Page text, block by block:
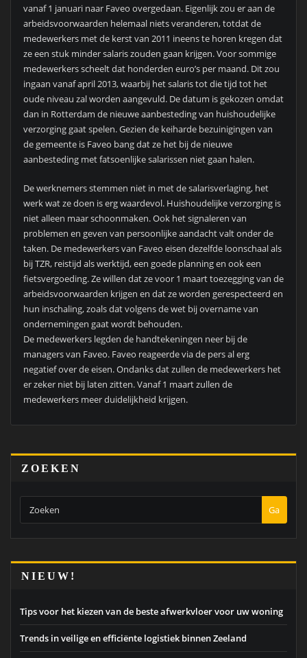
vanaf 1 januari naar Faveo overgedaan. Eigenlijk zou er aan de
arbeidsvoorwaarden helemaal niets veranderen, totdat de
medewerkers met de kerst van 2011 ineens te horen kregen dat
ze een stuk minder salaris zouden gaan krijgen. Voor sommige
medewerkers scheelt dat honderden euro’s per maand. Dit zou
ingaan vanaf april 2013, waarbij het salaris tot die tijd tot het
oude niveau zal worden aangevuld. De datum is gekozen omdat
dan in Rotterdam de nieuwe aanbesteding van huishoudelijke
verzorging gaat spelen. Gezien de keiharde bezuinigingen van
de gemeente is Faveo bang dat ze het bij de nieuwe
aanbesteding met fatsoenlijke salarissen niet gaan halen.
De werknemers stemmen niet in met de salarisverlaging, het
werk wat ze doen is erg waardevol. Huishoudelijke verzorging is
niet alleen maar schoonmaken. Ook het signaleren van
problemen en geven van persoonlijke aandacht valt onder de
taken. De medewerkers van Faveo eisen dezelfde loonschaal als
bij TZR, reistijd als werktijd, een goede planning en ook een
fietsvergoeding. Ze willen dat ze voor 1 maart toezegging van de
arbeidsvoorwaarden krijgen en dat ze worden gerespecteerd en
hun inschaling, zoals dat volgens de wet bij overname van
ondernemingen gaat wordt behouden.
De medewerkers legden de handtekeningen neer bij de
managers van Faveo. Faveo reageerde via de pers al erg
negatief over de eisen. Ondanks dat zullen de medewerkers het
er zeker niet bij laten zitten. Vanaf 1 maart zullen de
medewerkers meer duidelijkheid krijgen.
ZOEKEN
Ga
NIEUW!
Tips voor het kiezen van de beste afwerkvloer voor uw woning
Trends in veilige en efficiënte logistiek binnen Zeeland